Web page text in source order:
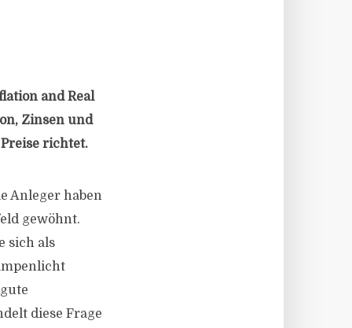
and Real
Zinsen und
richtet.
Anleger haben
gewöhnt.
sich als
diese Frage